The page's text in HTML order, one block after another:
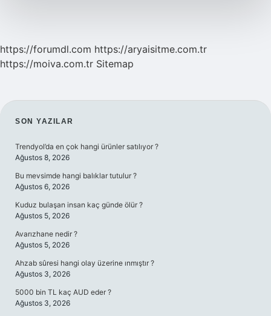
https://forumdl.com https://aryaisitme.com.tr
https://moiva.com.tr Sitemap
SIDEBAR
SON YAZILAR
Trendyol’da en çok hangi ürünler satılıyor ?
Ağustos 8, 2026
Bu mevsimde hangi balıklar tutulur ?
Ağustos 6, 2026
Kuduz bulaşan insan kaç günde ölür ?
Ağustos 5, 2026
Avarızhane nedir ?
Ağustos 5, 2026
Ahzab sûresi hangi olay üzerine ınmıştır ?
Ağustos 3, 2026
5000 bin TL kaç AUD eder ?
Ağustos 3, 2026